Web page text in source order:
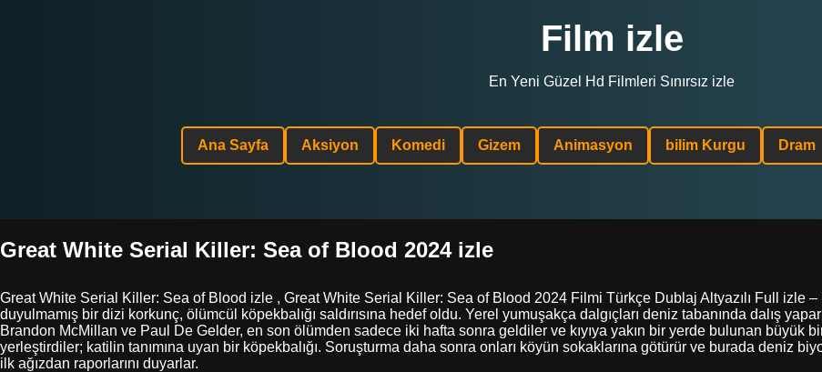
Film izle
En Yeni Güzel Hd Filmleri Sınırsız izle
Ana Sayfa Aksiyon Komedi Gizem Animasyon bilim Kurgu Dram
Great White Serial Killer: Sea of Blood 2024 izle
Great White Serial Killer: Sea of Blood izle , Great White Serial Killer: Sea of Blood 2024 Filmi Türkçe Dublaj Altyazılı Full izle –
duyulmamış bir dizi korkunç, ölümcül köpekbalığı saldırısına hedef oldu. Yerel yumuşakça dalgıçları deniz tabanında dalış
Brandon McMillan ve Paul De Gelder, en son ölümden sadece iki hafta sonra geldiler ve kıyıya yakın bir yerde bulunan büyük
yerleştirdiler; katilin tanımına uyan bir köpekbalığı. Soruşturma daha sonra onları köyün sokaklarına götürür ve burada deniz
ilk ağızdan raporlarını duyarlar.